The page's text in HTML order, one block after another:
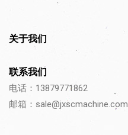
关于我们
联系我们
电话：13879771862
邮箱： sale@jxscmachine.com